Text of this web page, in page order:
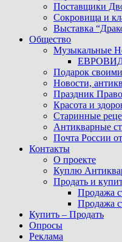
Поставщики
Сокровища и
Выставка
Общество
Музыкальные
Подарок
Новости,
Праздник
Красота и
Старинные
Антикварные
Почта России
Контакты
О проекте
Куплю
Продать и
Продажа
Продажа
Купить – Продать
Опросы
Реклама